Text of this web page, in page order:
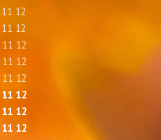
11 12
11 12
11 12
11 12
11 12
11 12
11 12
11 12